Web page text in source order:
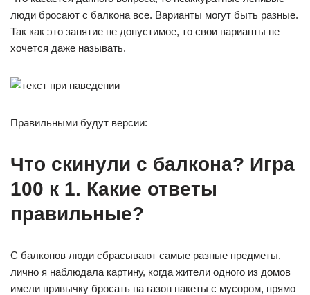
люди бросают с балкона все. Варианты могут быть разные.
Так как это занятие не допустимое, то свои варианты не
хочется даже называть.
Правильными будут версии:
Что скинули с балкона? Игра
100 к 1. Какие ответы
правильные?
С балконов люди сбрасывают самые разные предметы,
лично я наблюдала картину, когда жители одного из домов
имели привычку бросать на газон пакеты с мусором, прямо